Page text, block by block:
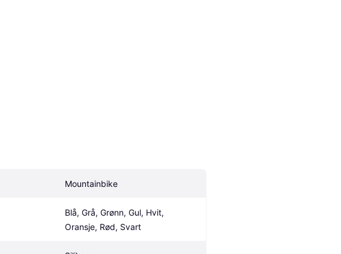
Mountainbike
Blå, Grå, Grønn, Gul, Hvit,
Oransje, Rød, Svart